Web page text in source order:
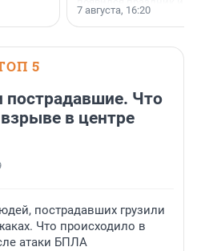
поменялась роль
7 августа, 16:20
5
пострадавшие. Что
в центре
пострадавших грузили
Что происходило в
атаки БПЛА